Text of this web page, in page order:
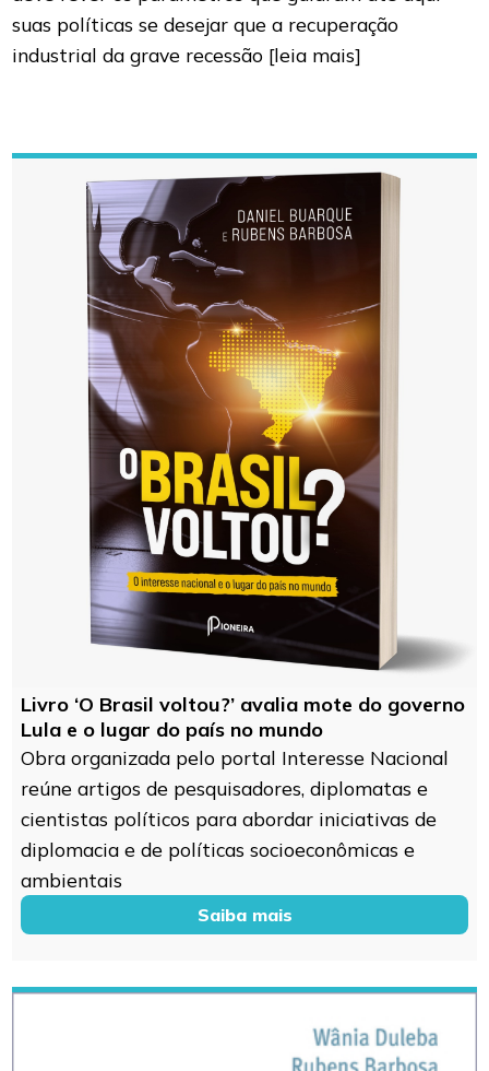
suas políticas se desejar que a recuperação
industrial da grave recessão [leia mais]
Livro ‘O Brasil voltou?’ avalia mote do governo
Lula e o lugar do país no mundo
Obra organizada pelo portal Interesse Nacional
reúne artigos de pesquisadores, diplomatas e
cientistas políticos para abordar iniciativas de
diplomacia e de políticas socioeconômicas e
ambientais
Saiba mais